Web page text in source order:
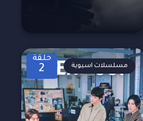
حلقة
2 مسلسلات اسيوية